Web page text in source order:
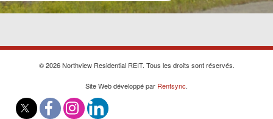
© 2026 Northview Residential REIT. Tous les droits sont réservés.
Site Web développé par Rentsync.